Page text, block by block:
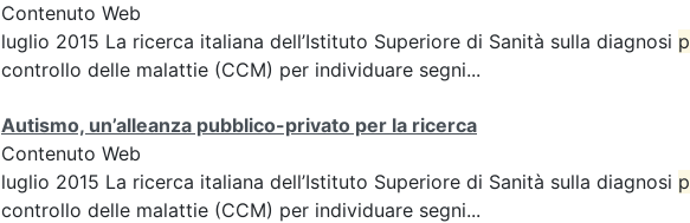
Contenuto Web
luglio 2015 La ricerca italiana dell’Istituto Superiore di Sanità sulla diagnosi
controllo delle malattie (CCM) per individuare segni...
Autismo, un’alleanza pubblico-privato per la ricerca
Contenuto Web
luglio 2015 La ricerca italiana dell’Istituto Superiore di Sanità sulla diagnosi
controllo delle malattie (CCM) per individuare segni...